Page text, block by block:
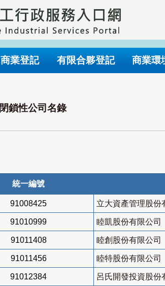
商業登記 有限合夥登記 商業環
閉鎖性公司名錄
統一編號
91008425 立大資產管理股份
91010999 睦凱股份有限公司
91011408 睦創股份有限公司
91011456 睦特股份有限公司
91012384 呂氏開發投資股份